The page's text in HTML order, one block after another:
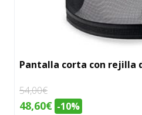
Pantalla corta con rejilla
54,00€
El
48,60€El-10%